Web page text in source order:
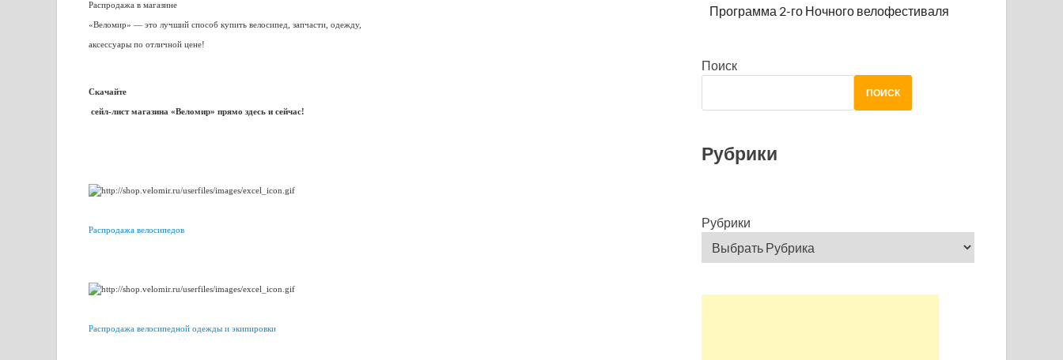
Распродажа в магазине
«Веломир» — это лучший способ купить велосипед, запчасти, одежду,
аксессуары по отличной цене!
Скачайте
сейл-лист магазина «Веломир» прямо здесь и сейчас!
Распродажа велосипедов
Распродажа велосипедной одежды и экипировки
Программа 2-го Ночного велофестиваля
Поиск
ПОИСК
Рубрики
Рубрики